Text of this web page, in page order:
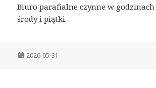
Biuro parafialne czynne w godzinach
środy i piątki.
Posted
2026-05-31